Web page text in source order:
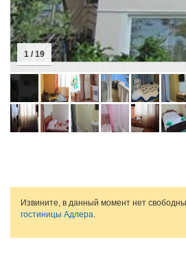
1 / 19
Извините, в данный момент нет
гостиницы Адлера.